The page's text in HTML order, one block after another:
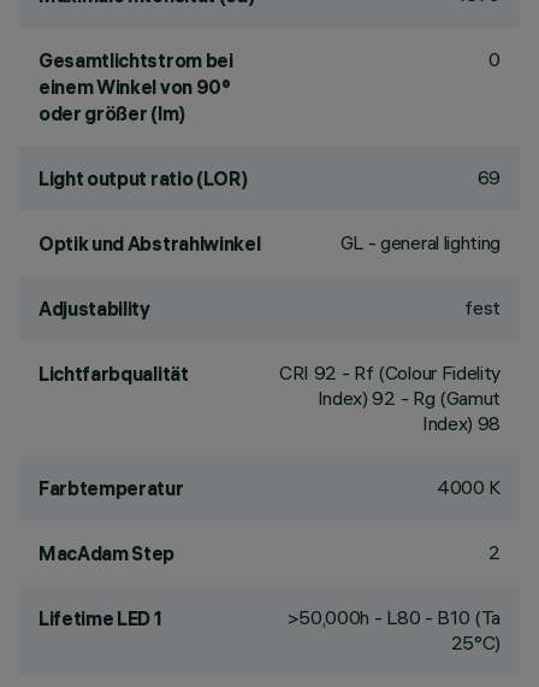
Gesamtlichtstrom bei
einem Winkel von 90°
oder größer (lm)
0
Light output ratio (LOR) 69
Optik und Abstrahlwinkel GL - general lighting
Adjustability fest
Lichtfarbqualität CRI 92 - Rf (Colour Fidelity
Index) 92 - Rg (Gamut
Index) 98
Farbtemperatur 4000 K
MacAdam Step 2
Lifetime LED 1
>50,000h - L80 - B10 (Ta
25°C)